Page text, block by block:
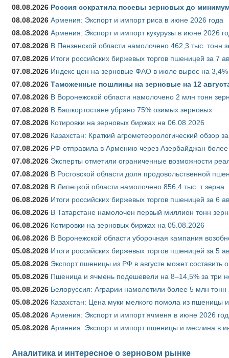
08.08.2026 Россия сократила посевы зерновых до
08.08.2026 Армения: Экспорт и импорт риса в июне 2026 года
08.08.2026 Армения: Экспорт и импорт кукурузы в июне 2026
07.08.2026 В Пензенской области намолочено 462,3 тыс. тонн
07.08.2026 Итоги российских биржевых торгов пшеницей за 7
07.08.2026 Индекс цен на зерновые ФАО в июле вырос на 3,4%
07.08.2026 Таможенные пошлины на зерновые на 12
07.08.2026 В Воронежской области намолочено 2 млн тонн
07.08.2026 В Башкортостане убрано 75% озимых зерновых
07.08.2026 Котировки на зерновых биржах на 06.08.2026
07.08.2026 Казахстан: Краткий агрометеорологический обзор
07.08.2026 РФ отправила в Армению через Азербайджан более
07.08.2026 Эксперты отметили ограниченные возможности
07.08.2026 В Ростовской области доля продовольственной
07.08.2026 В Липецкой области намолочено 856,4 тыс. т зерна
06.08.2026 Итоги российских биржевых торгов пшеницей за 6
06.08.2026 В Татарстане намолочен первый миллион тонн
06.08.2026 Котировки на зерновых биржах на 05.08.2026
06.08.2026 В Воронежской области уборочная кампания
05.08.2026 Итоги российских биржевых торгов пшеницей за 5
05.08.2026 Экспорт пшеницы из РФ в августе может составить
05.08.2026 Пшеница и ячмень подешевели на 8–14,5% за три
05.08.2026 Белоруссия: Аграрии намолотили более 5 млн тонн
05.08.2026 Казахстан: Цена муки мелкого помола из пшеницы
05.08.2026 Армения: Экспорт и импорт ячменя в июне 2026
05.08.2026 Армения: Экспорт и импорт пшеницы и меслина в
Аналитика и интересное о зерновом рынке